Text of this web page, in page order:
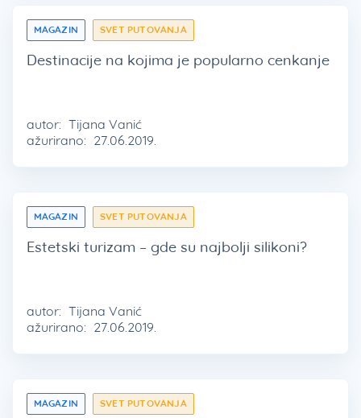
MAGAZIN SVET PUTOVANJA
Destinacije na kojima je popularno cenkanje
autor: Tijana Vanić
ažurirano: 27.06.2019.
MAGAZIN SVET PUTOVANJA
Estetski turizam – gde su najbolji silikoni?
autor: Tijana Vanić
ažurirano: 27.06.2019.
MAGAZIN SVET PUTOVANJA